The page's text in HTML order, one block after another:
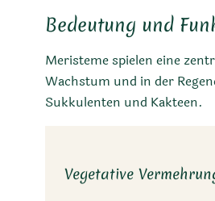
Bedeutung und
Meristeme spielen eine
Wachstum und in der
Sukkulenten und Kakteen.
Vegetative